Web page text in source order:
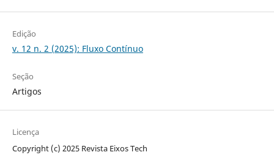
Edição
v. 12 n. 2 (2025): Fluxo Contínuo
Seção
Artigos
Licença
Copyright (c) 2025 Revista Eixos Tech